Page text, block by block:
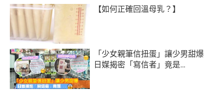
【如何正確回溫母乳？】
「少女親筆信扭蛋」讓少男甜爆
日媒揭密「寫信者」竟是…